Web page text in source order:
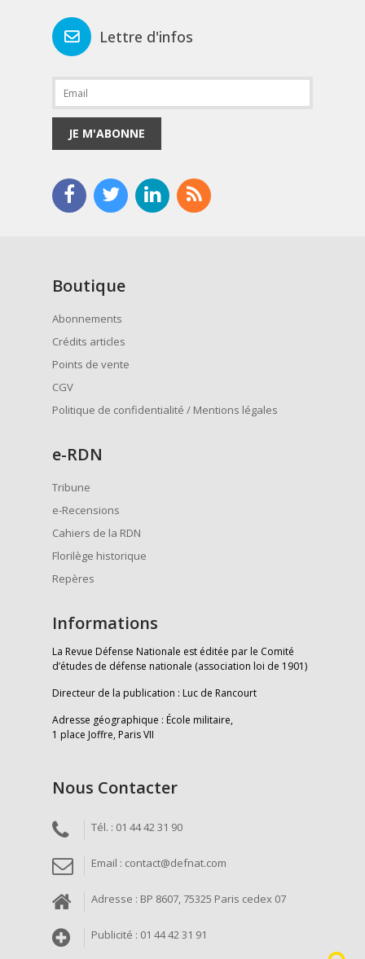
Lettre d'infos
JE M'ABONNE
Boutique
Abonnements
Crédits articles
Points de vente
CGV
Politique de confidentialité / Mentions légales
e-RDN
Tribune
e-Recensions
Cahiers de la RDN
Florilège historique
Repères
Informations
La Revue Défense Nationale est éditée par le Comité
d’études de défense nationale (association loi de 1901)
Directeur de la publication : Luc de Rancourt
Adresse géographique : École militaire,
1 place Joffre, Paris VII
Nous Contacter
Tél. : 01 44 42 31 90
Email : contact@defnat.com
Adresse : BP 8607, 75325 Paris cedex 07
Publicité : 01 44 42 31 91